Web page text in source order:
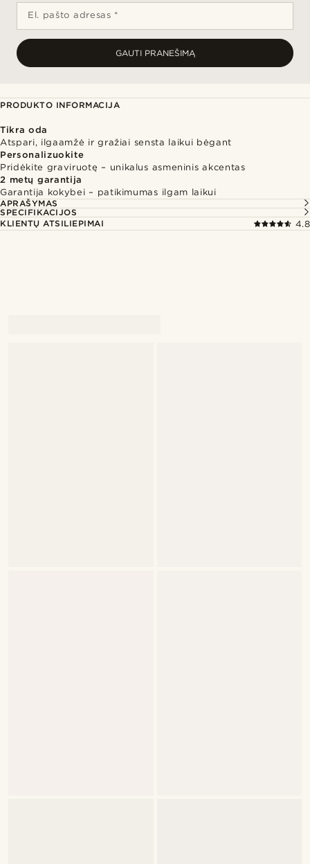
El. pašto adresas *
GAUTI PRANEŠIMĄ
PRODUKTO INFORMACIJA
Tikra oda
Atspari, ilgaamžė ir gražiai sensta laikui bėgant
Personalizuokite
Pridėkite graviruotę – unikalus asmeninis akcentas
2 metų garantija
Garantija kokybei – patikimumas ilgam laikui
APRAŠYMAS
SPECIFIKACIJOS
KLIENTŲ ATSILIEPIMAI
4.8